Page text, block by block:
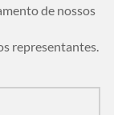
de nossos
representantes.